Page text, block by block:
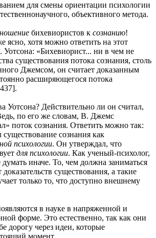
для смены ориентации психологии
объективного метода.
бихевиористов к сознанию!
ясно, хотя можно ответить на этот
«Бихевиорист... ни в чем не
существования потока сознания, столь
Джемсом, он считает доказанным
расширяющегося потока
Уотсона? Действительно ли он считал,
по его же словам, В. Джемс
поток сознания. Ответить можно так:
сознания как
психологии. Он утверждал, что
для психологии. Как ученый-психолог,
думать иначе. То, чем должна заниматься
доказательств существования, а такие
только то, что доступно внешнему
в науке в напряженной и
форме. Это естественно, так как они
дорогу через идеи, которые